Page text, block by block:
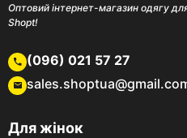
Оптовий інтернет-магазин одягу
Shopt!
(096) 021 57 27
Для жінок